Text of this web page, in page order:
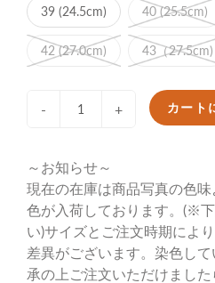
39 (24.5cm) 40 (25.5cm)
42 (27.0cm) 43（27.5cm)
- + カート
～お知らせ～
現在の在庫は商品写真の色
色が入荷しております。(※
い)サイズとご注文時期によ
差異がございます。染色し
承の上ご注文いただけました